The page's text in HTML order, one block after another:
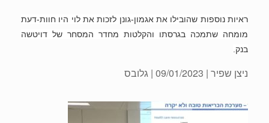
ראיות נוספות שהובילו את אגמון-גונן לזכות את לוי היו חוות-דעת
מומחה שתמכה בגרסתו והקלטות מחדר המסחר של דויטשה
בנק.
ניצן שפיר | 09/01/2023 | גלובס